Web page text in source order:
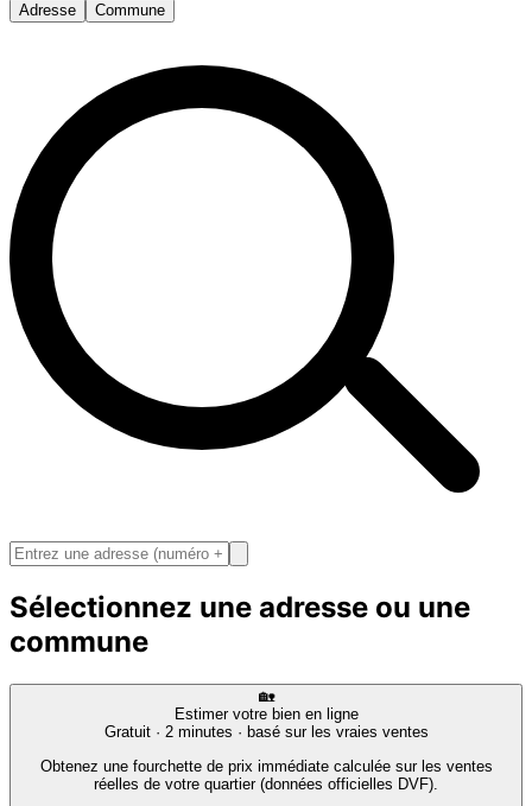
Adresse Commune
Sélectionnez une adresse ou une
commune
🏡
Estimer votre bien en ligne
Gratuit · 2 minutes · basé sur les vraies ventes
Obtenez une fourchette de prix immédiate calculée sur les ventes
réelles de votre quartier (données officielles DVF).